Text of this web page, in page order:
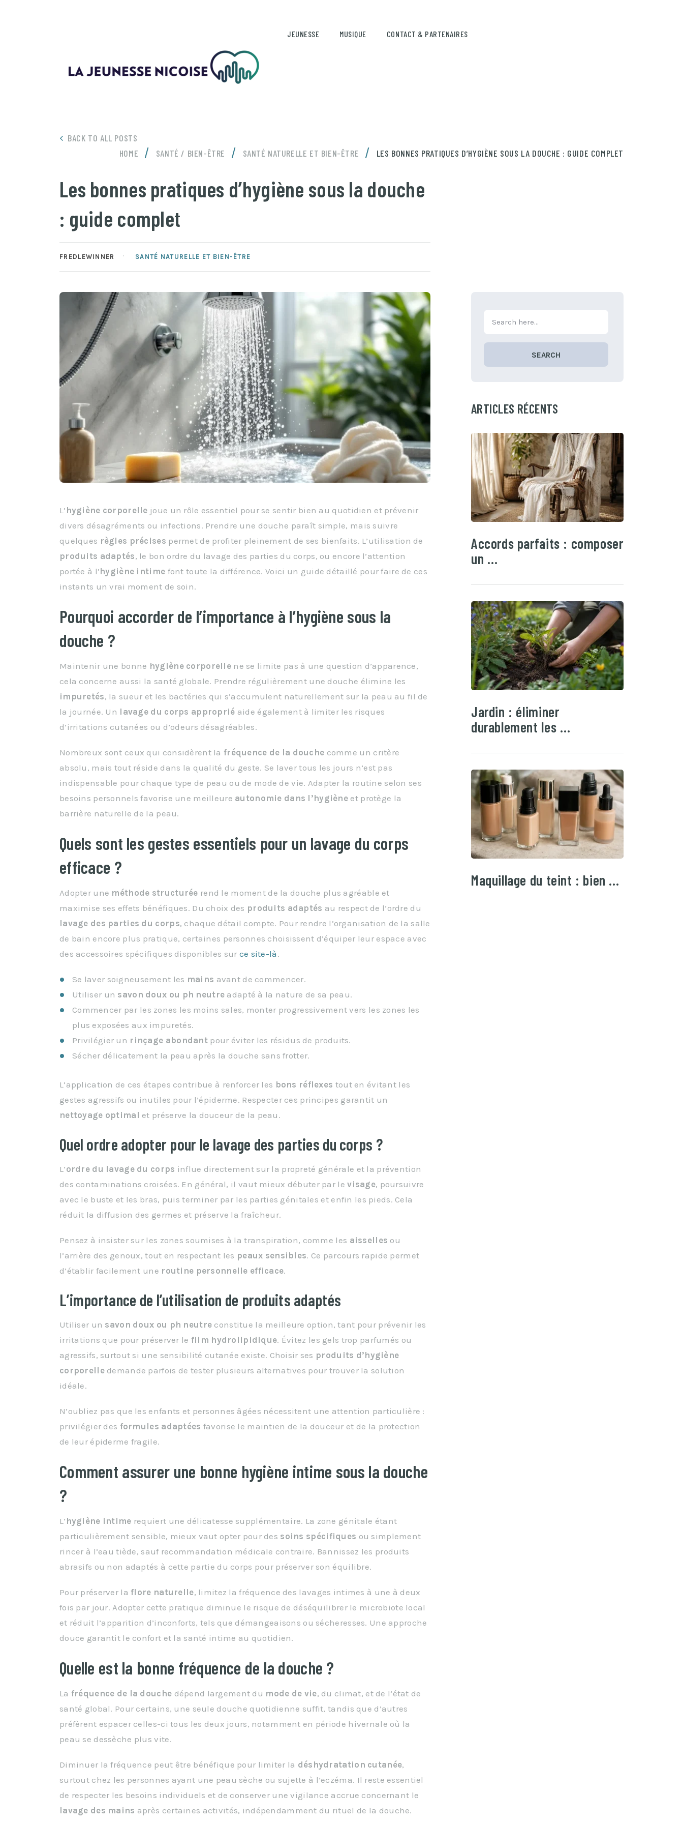
JEUNESSE MUSIQUE CONTACT & PARTENAIRES
BACK TO ALL POSTS
HOME
/ SANTÉ / BIEN-ÊTRE / SANTÉ NATURELLE ET BIEN-ÊTRE / LES BONNES PRATIQUES D’HYGIÈNE SOUS LA DOUCHE : GUIDE COMPLET
Les bonnes pratiques d’hygiène sous la douche
: guide complet
FREDLEWINNER SANTÉ NATURELLE ET BIEN-ÊTRE
L’ hygiène corporelle joue un rôle essentiel pour se sentir bien au quotidien et prévenir
divers désagréments ou infections. Prendre une douche paraît simple, mais suivre
quelques règles précises permet de profiter pleinement de ses bienfaits. L’utilisation de
produits adaptés, le bon ordre du lavage des parties du corps, ou encore l’attention
portée à l’hygiène intime font toute la différence. Voici un guide détaillé pour faire de ces
instants un vrai moment de soin.
Pourquoi accorder de l’importance à l’hygiène sous la
douche ?
Maintenir une bonne hygiène corporellene se limite pas à une question d’apparence,
cela concerne aussi la santé globale. Prendre régulièrement une douche élimine les
impuretés, la sueur et les bactéries qui s’accumulent naturellement sur la peau au fil de
la journée. Un lavage du corps approprié aide également à limiter les risques
d’irritations cutanées ou d’odeurs désagréables.
Nombreux sont ceux qui considèrent la fréquence de la douche comme un critère
absolu, mais tout réside dans la qualité du geste. Se laver tous les jours n’est pas
indispensable pour chaque type de peau ou de mode de vie. Adapter la routine selon ses
besoins personnels favorise une meilleure autonomie dans l’hygiène et protège la
barrière naturelle de la peau.
Quels sont les gestes essentiels pour un lavage du corps
efficace ?
Adopter une méthode structurée rend le moment de la douche plus agréable et
maximise ses effets bénéfiques. Du choix des produits adaptés au respect de l’ordre du
lavage des parties du corps, chaque détail compte. Pour rendre l’organisation de la salle
de bain encore plus pratique, certaines personnes choisissent d’équiper leur espace avec
des accessoires spécifiques disponibles sur ce site-là .
Se laver soigneusement les mains avant de commencer.
Utiliser un savon doux ou ph neutre adapté à la nature de sa peau.
Commencer par les zones les moins sales, monter progressivement vers les zones les
plus exposées aux impuretés.
Privilégier un rinçage abondantpour éviter les résidus de produits.
Sécher délicatement la peau après la douche sans frotter.
L’application de ces étapes contribue à renforcer les bons réflexes tout en évitant les
gestes agressifs ou inutiles pour l’épiderme. Respecter ces principes garantit un
nettoyage optimal et préserve la douceur de la peau.
Quel ordre adopter pour le lavage des parties du corps ?
L’ordre du lavage du corps influe directement sur la propreté générale et la prévention
des contaminations croisées. En général, il vaut mieux débuter par levisage, poursuivre
avec le buste et les bras, puis terminer par les parties génitales et enfin les pieds. Cela
réduit la diffusion des germes et préserve la fraîcheur.
Pensez à insister sur les zones soumises à la transpiration, comme les aisselles ou
l’arrière des genoux, tout en respectant les peaux sensibles. Ce parcours rapide permet
d’établir facilement une routine personnelle efficace.
L’importance de l’utilisation de produits adaptés
Utiliser un savon doux ou ph neutre constitue la meilleure option, tant pour prévenir les
irritations que pour préserver le film hydrolipidique. Évitez les gels trop parfumés ou
agressifs, surtout si une sensibilité cutanée existe. Choisir ses produits d’hygiène
corporelledemande parfois de tester plusieurs alternatives pour trouver la solution
idéale.
N’oubliez pas que les enfants et personnes âgées nécessitent une attention particulière :
privilégier des formules adaptées favorise le maintien de la douceur et de la protection
de leur épiderme fragile.
Comment assurer une bonne hygiène intime sous la douche
?
L’ hygiène intime requiert une délicatesse supplémentaire. La zone génitale étant
particulièrement sensible, mieux vaut opter pour des soins spécifiques ou simplement
rincer à l’eau tiède, sauf recommandation médicale contraire. Bannissez les produits
abrasifs ou non adaptés à cette partie du corps pour préserver son équilibre.
Pour préserver la flore naturelle, limitez la fréquence des lavages intimes à une à deux
fois par jour. Adopter cette pratique diminue le risque de déséquilibrer le microbiote local
et réduit l’apparition d’inconforts, tels que démangeaisons ou sécheresses. Une approche
douce garantit le confort et la santé intime au quotidien.
Quelle est la bonne fréquence de la douche ?
La fréquence de la douche dépend largement du mode de vie, du climat, et de l’état de
santé global. Pour certains, une seule douche quotidienne suffit, tandis que d’autres
préfèrent espacer celles-ci tous les deux jours, notamment en période hivernale où la
peau se dessèche plus vite.
Diminuer la fréquence peut être bénéfique pour limiter la déshydratation cutanée,
surtout chez les personnes ayant une peau sèche ou sujette à l’eczéma. Il reste essentiel
de respecter les besoins individuels et de conserver une vigilance accrue concernant le
lavage des mains après certaines activités, indépendamment du rituel de la douche.
SEARCH
ARTICLES RÉCENTS
Accords parfaits : composer
un …
Jardin : éliminer
durablement les …
Maquillage du teint : bien …